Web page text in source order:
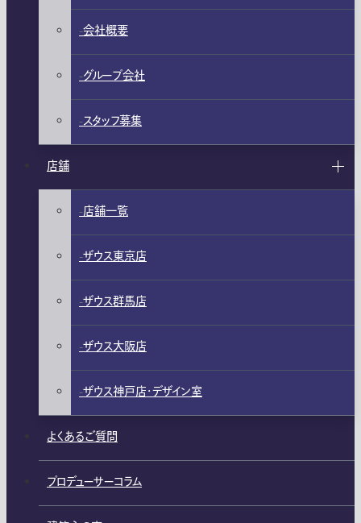
会社概要
グループ会社
スタッフ募集
店舗
店舗一覧
ザウス東京店
ザウス群馬店
ザウス大阪店
ザウス神戸店・デザイン室
よくあるご質問
プロデューサーコラム